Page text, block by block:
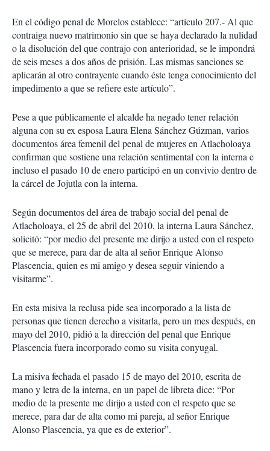
En el código penal de Morelos establece: “artículo 207.- Al que
contraiga nuevo matrimonio sin que se haya declarado la nulidad
o la disolución del que contrajo con anterioridad, se le impondrá
de seis meses a dos años de prisión. Las mismas sanciones se
aplicarán al otro contrayente cuando éste tenga conocimiento del
impedimento a que se refiere este artículo”.
Pese a que públicamente el alcalde ha negado tener relación
alguna con su ex esposa Laura Elena Sánchez Gúzman, varios
documentos área femenil del penal de mujeres en Atlacholoaya
confirman que sostiene una relación sentimental con la interna e
incluso el pasado 10 de enero participó en un convivio dentro de
la cárcel de Jojutla con la interna.
Según documentos del área de trabajo social del penal de
Atlacholoaya, el 25 de abril del 2010, la interna Laura Sánchez,
solicitó: “por medio del presente me dirijo a usted con el respeto
que se merece, para dar de alta al señor Enrique Alonso
Plascencia, quien es mi amigo y desea seguir viniendo a
visitarme”.
En esta misiva la reclusa pide sea incorporado a la lista de
personas que tienen derecho a visitarla, pero un mes después, en
mayo del 2010, pidió a la dirección del penal que Enrique
Plascencia fuera incorporado como su visita conyugal.
La misiva fechada el pasado 15 de mayo del 2010, escrita de
mano y letra de la interna, en un papel de libreta dice: “Por
medio de la presente me dirijo a usted con el respeto que se
merece, para dar de alta como mi pareja, al señor Enrique
Alonso Plascencia, ya que es de exterior”.